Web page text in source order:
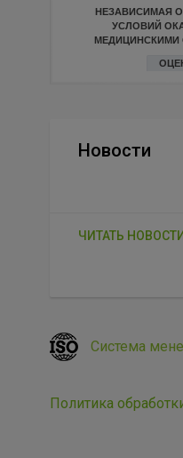
НЕЗАВИСИМАЯ
УСЛОВИЙ
МЕДИЦИНСКИМИ
Новости
ЧИТАТЬ НОВОСТИ
Система
Политика